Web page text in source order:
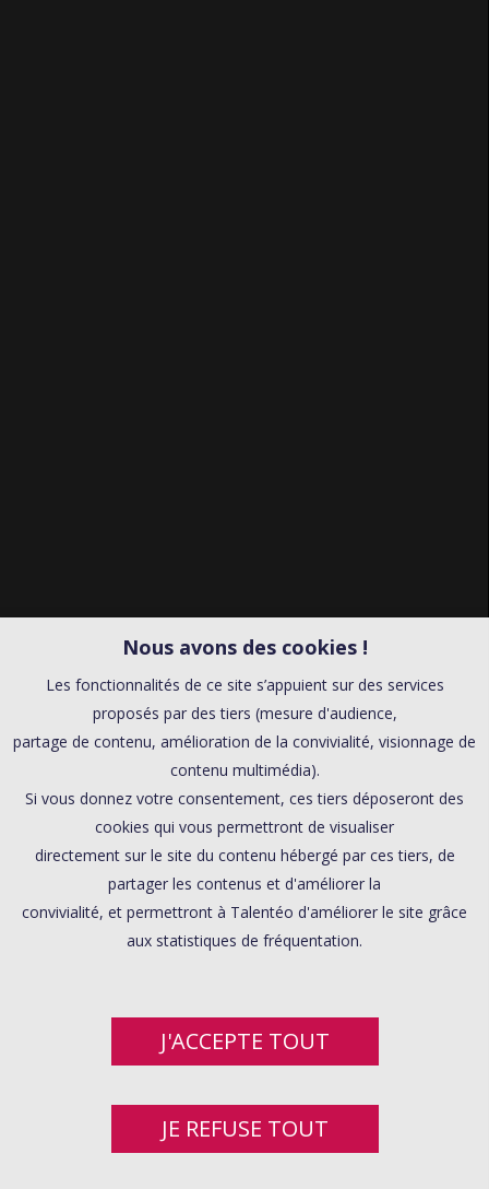
Nous avons des cookies !
Les fonctionnalités de ce site s’appuient sur des services
proposés par des tiers (mesure d'audience,
partage de contenu, amélioration de la convivialité, visionnage de
contenu multimédia).
Si vous donnez votre consentement, ces tiers déposeront des
cookies qui vous permettront de visualiser
directement sur le site du contenu hébergé par ces tiers, de
partager les contenus et d'améliorer la
convivialité, et permettront à Talentéo d'améliorer le site grâce
aux statistiques de fréquentation.
J'ACCEPTE TOUT
JE REFUSE TOUT